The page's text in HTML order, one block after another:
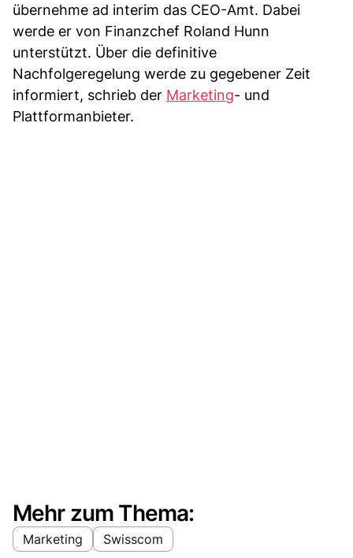
übernehme ad interim das CEO-Amt. Dabei
werde er von Finanzchef Roland Hunn
unterstützt. Über die definitive
Nachfolgeregelung werde zu gegebener Zeit
informiert, schrieb der Marketing- und
Plattformanbieter.
Mehr zum Thema:
Marketing Swisscom